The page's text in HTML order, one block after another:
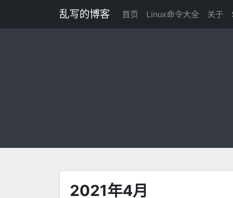
乱写的博客 首页 Linux命令大全 关于
2021年4月